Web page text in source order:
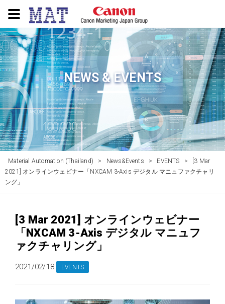
NEWS & EVENTS
Material Automation (Thailand) > News&Events > EVENTS >
[3 Mar
2021] オンラインウェビナー「NXCAM 3-Axis デジタル マニュファクチャリ
ング」
[3 Mar 2021] オンラインウェビナー
「NXCAM 3-Axis デジタル マニュフ
ァクチャリング」
2021/02/18 EVENTS